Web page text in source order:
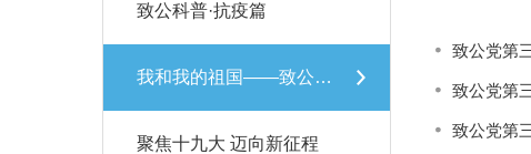
致公科普·抗疫篇
我和我的祖国——致公党第三届摄影赛
聚焦十九大 迈向新征程
致公党第
致公党第
致公党第